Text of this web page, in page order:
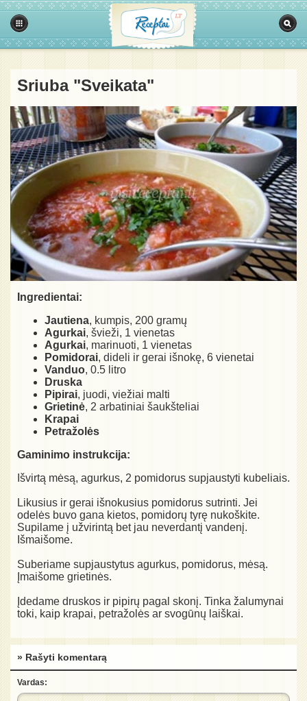
Sriuba "Sveikata"
Ingredientai:
Jautiena, kumpis, 200 gramų
Agurkai, švieži, 1 vienetas
Agurkai, marinuoti, 1 vienetas
Pomidorai, dideli ir gerai išnokę, 6 vienetai
Vanduo, 0.5 litro
Druska
Pipirai, juodi, viežiai malti
Grietinė, 2 arbatiniai šaukšteliai
Krapai
Petražolės
Gaminimo instrukcija:
Išvirtą mėsą, agurkus, 2 pomidorus supjaustyti kubeliais.
Likusius ir gerai išnokusius pomidorus sutrinti. Jei
odelės buvo gana kietos, pomidorų tyrę nukoškite.
Supilame į užvirintą bet jau neverdantį vandenį.
Išmaišome.
Suberiame supjaustytus agurkus, pomidorus, mėsą.
Įmaišome grietinės.
Įdedame druskos ir pipirų pagal skonį. Tinka žalumynai
toki, kaip krapai, petražolės ar svogūnų laiškai.
» Rašyti komentarą
Vardas: